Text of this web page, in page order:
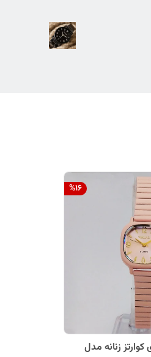
%16
زنانه مدل